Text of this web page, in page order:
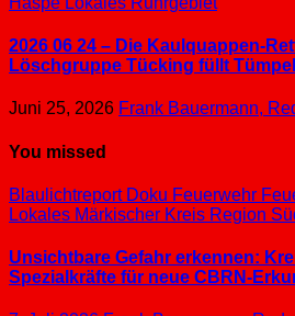
2026 06 24 – Die Kaulquappen-
Löschgruppe Tücking füllt
Juni 25, 2026 Frank Bauermann,
You missed
Blaulichtreport Doku Feuerwehr
Lokales Märkischer Kreis Region
Unsichtbare Gefahr erkennen:
Spezialkräfte für neue CBRN-